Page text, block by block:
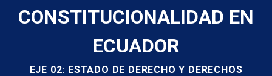
CONSTITUCIONALIDAD EN
ECUADOR
EJE 02: ESTADO DE DERECHO Y DERECHOS